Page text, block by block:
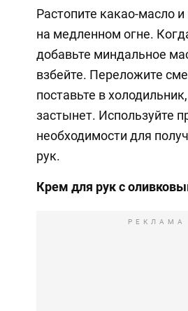
Растопите какао-масло
на медленном огне.
добавьте миндальное
взбейте. Переложите
поставьте в
застынет. Используйте
необходимости для
рук.
Крем для рук с
РЕКЛАМА